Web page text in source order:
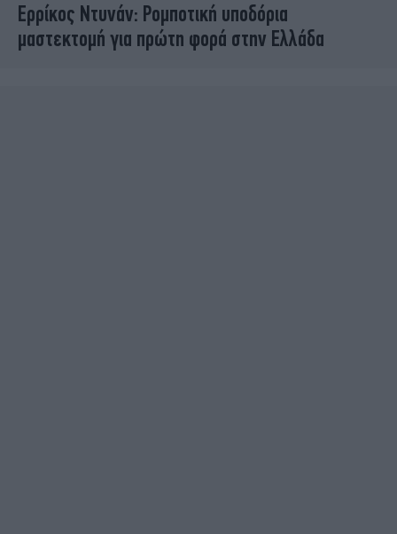
Ερρίκος Ντυνάν: Ρομποτική υποδόρια
μαστεκτομή για πρώτη φορά στην Ελλάδα